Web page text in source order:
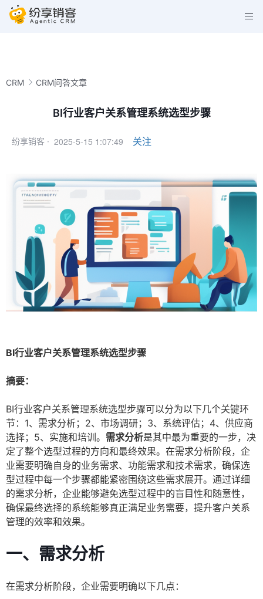
CRM CRM问答文章
BI行业客户关系管理系统选型步骤
纷享销客 · 2025-5-15 1:07:49 关注
BI行业客户关系管理系统选型步骤
摘要：
BI行业客户关系管理系统选型步骤可以分为以下几个关键环
节：1、需求分析；2、市场调研；3、系统评估；4、供应商
选择；5、实施和培训。 需求分析是其中最为重要的一步，决
定了整个选型过程的方向和最终效果。在需求分析阶段，企
业需要明确自身的业务需求、功能需求和技术需求，确保选
型过程中每一个步骤都能紧密围绕这些需求展开。通过详细
的需求分析，企业能够避免选型过程中的盲目性和随意性，
确保最终选择的系统能够真正满足业务需要，提升客户关系
管理的效率和效果。
一、需求分析
在需求分析阶段，企业需要明确以下几点：